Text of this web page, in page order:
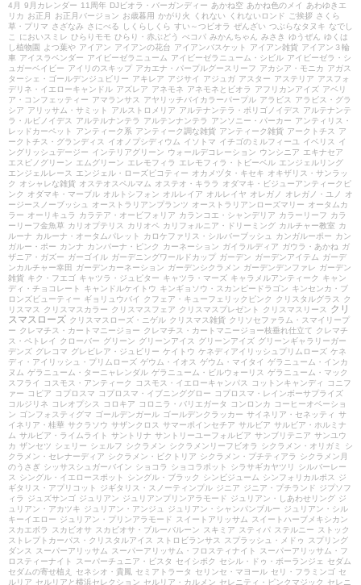
4月 9月カレンダー 11周年 DJビオラ・バーガンディー あかね空 あかね色のメイ
あわゆきエ
リカ お正月 お正月バージョン お歳暮用 かがり火 くれない くれないロンド ご挨拶 さくら
草・プリマ さざなみ さにべる しくらしくら すい～つビオラ ぜんざい つぶらなタヌキ なでし
こ
においスミレ ひらりモモ ひらり・赤ぶどう べコパ みかんちゃん みさき ゆうぜん
ゆくは
し植物園
よつ葉や アイアン アイアンの花台 アイアンバスケット アイアン雑貨 アイアン３輪
車 アイスラベンダー アイビーゼラニューム アイビーゼラニューム・シビル アイビーゼラ・シ
ュガーベイビー アイリのスキップ アカエナ・パープルグースリーフ アカシア・モニカ アガス
ターシェ・ゴールデンジュビリー アキレア アジサイ アジュガ アスター アステリア アスフォ
デリネ・イエローキャンドル アズレア アネモネ アネモネとビオラ アフリカンアイズ アベリ
ア・コンフェッティー アマランサス アヤリッチバイカラーパープル アラビス
アラビス・グラ
シア アリッサム・サミット アルストロメリア アルテナンテラ・ポリゴノイデス
アルテナンテ
ラ・ルビノイデス
アルテルナンテラ アルテンナンテラ アンソニー・パーカー アンティリス・
レッドカーペット
アンティーク系 アンティーク調な雑貨 アンティーク雑貨 アークトチス
ア
ークトチス・グランディス
イオノプシディウム イソトマ イチゴのミルフィーユ イベリス
イ
ングリッシュデージー インテリアグリーン ウォールデコレーション ウンシニア エキナセア
エスピノグリーン エムグリーン エレモフィラ エレモフィラ・トビーベル エンジェルリング
エンジェルレース
エンジェル・ローズピコティー オカメヅタ・キセキ オキザリス・サンラッ
ク
オシャレな雑貨 オステオスペルマム オステオ・キララ
オダマキ・ビジューアンティークピ
ンク
オダマキ・マーブル オルトシフォン オルレイア オルレイヤ オレガノ オレガノ・ユノ
オ
ージースノーブッシュ
オーストラリアンプランツ オーストラリアンローズマリー オータムカ
ラー オーリキュラ カラテア・オービフォリア カランコエ・シャンデリア カラーリーフ カラ
ーリーフ金魚草 カリオプテリス カリオペ カリフォルニア・ドリーミング カルチャー教室 カ
ルーナ カルーナ・オータムパレット カロケファリス・シルバーブッシュ カンガルーポー カン
ガルー・ポー カンナ カンパーナ・ピンク カーネーション ガイラルディア ガウラ・あかね ガ
ザニア・ガズー ガーゴイル ガーデニングワールドカップ ガーデン ガーデンアイテム ガーデ
ンカルチャー幸田
ガーデンカーネーション ガーデンシクラメン ガーデンデンファレ ガーデン
雑貨 キク・フエゴ キャツラ・ジュピター キャツラ・マーズ キャラメルアンティーク
キャン
ディ・チョコレート
キャンドルケイトウ キンギョソウ・スカンピードラゴン キンセンカ・ブ
ロンズビューティー ギョリュウバイ クフェア・キューフェリックピンク クリスタルグラス
ク
リスマス
クリスマスカラー クリスマスフェア クリスマスプレゼント クリスマスリース
クリ
スマスローズ クリスマスローズ・ニゲル クリスマス雑貨 クリソセファラム・スマイリープ
ー クレマチス・カートマニージョー クレマチス・カートマニージョー枝垂れ仕立て クレマチ
ス・ペトレイ
クローバー グリーン グリーンアイス グリーンアイズ グリーンギャラリーガー
デンズ グレコマ グレビレア・ジュビリー ケイトウ ケネディアイリッシュプリムローズ ケネ
ディ・アイリッシュ・プリムローズ ゲウム・イオス ゲウム・マイタイ ゲラニューム・インカ
ヌム ゲラニューム・ターニャレンダル ゲラニューム・ビルウォーリス ゲラニューム・マック
スフライ
コスモス・アンティーク コスモス・イエローキャンパス コットンキャンディ
コニフ
ァー
コピア コプロスマ コプロスマ・イブニンググロー
コプロスマ・レインボーサプライズ
コルジリネ
コレオプシス コロキア コロニラ・バリエガータ コンロンカ
コーヒーオベーショ
ン ゴンフォスティグマ ゴールデンガール ゴールデンクラッカー サイネリア・セネッティ サ
イネリア・桂華 サクラソウ サザンクロス サマーポインセチア サルビア サルビア・ホルミナ
ム サルビア・ライムライト サントリナ サントリーユーフォルビア サンブリテニア サンユウ
カ ザンセツ シェリー シェルフ シクラメン シクラメンリーフビオラ シクラメン・オリガミ
シ
クラメン・セレナーディア シクラメン・ビクトリア シクラメン・プチティアラ
シクラメン月
のうさぎ シッサスシュガーバイン ショコラ ショコラポット シラサギカヤツリ
シルバーレー
ス
シングル・イエロースポット シングル・ブラック シンビジューム シンフォリカルポス
ジ
ギタリス・アプリコット
ジギタリス・スノーティンプル ジニア ジニア・プチランド ジプソフ
ィラ
ジュズサンゴ ジュリアン ジュリアンプリンアラモード ジュリアン・しあわせリング ジ
ュリアン・アカツキ ジュリアン・アンジュ ジュリアン・シャンパンブルー ジュリアン・シル
キーイエロー ジュリアン・プリンアラモード スイートアリッサム
スイートハーブメキシカン
スカエボラ
スカビオサ スカビオサ・ブルーバルーン スキミア スティパ ステルニー
ストック
ストレプトカーパス・クリスタルアイス
ストロビランサス スプラッシュ・メドゥ
スプリング
ダンス
スーパーアリッサム スーパーアリッサム・フロスティナイト
スーパーアリッサム・フ
ロスティーナイト
スーパーチュニア・ビスタ セイシボク セシル・ドゥ・ボーランジェ
セダム
セダムの寄せ植え
セネシオ・貴鳳 セミアトラータ セリンセ・マヨール セリ・フラミンゴ セ
ルリア セルリアと横浜セレクション セルリア・カルメン セレニティ・ピンクマジック
セレニ